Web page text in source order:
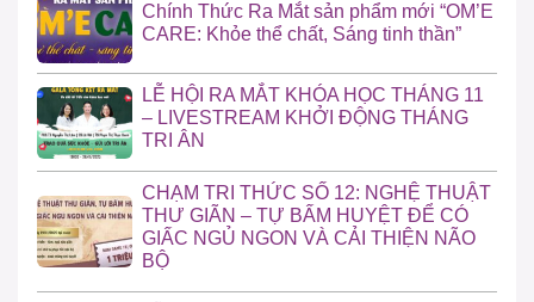
Chính Thức Ra Mắt sản phẩm mới “OM’E
CARE: Khỏe thể chất, Sáng tinh thần”
LỄ HỘI RA MẮT KHÓA HỌC THÁNG 11
– LIVESTREAM KHỞI ĐỘNG THÁNG
TRI ÂN
CHẠM TRI THỨC SỐ 12: NGHỆ THUẬT
THƯ GIÃN – TỰ BẤM HUYỆT ĐỂ CÓ
GIẤC NGỦ NGON VÀ CẢI THIỆN NÃO
BỘ